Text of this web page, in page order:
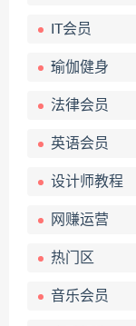
IT会员
瑜伽健身
法律会员
英语会员
设计师教程
网赚运营
热门区
音乐会员